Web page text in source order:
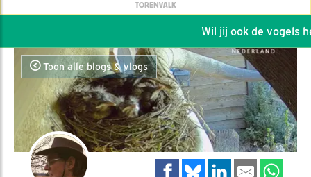
TORENVALK
Wil jij ook de vogels
Toon alle blogs & vlogs